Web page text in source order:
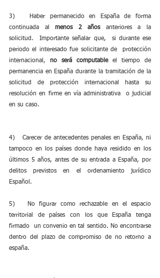
3)   Haber permanecido en España de forma
continuada al menos 2 años anteriores a la
solicitud.  Importante señalar que,  si durante ese
periodo el interesado fue solicitante de  protección
internacional, no será computable el tiempo de
permanencia en España durante la tramitación de la
solicitud de protección internacional hasta su
resolución en firme en vía administrativa  o judicial
en su caso.
4)   Carecer de antecedentes penales en España, ni
tampoco en los países donde haya residido en los
últimos 5 años, antes de su entrada a España, por
delitos previstos en el ordenamiento jurídico
Español.
5)   No figurar como rechazable en el espacio
territorial de países con los que España tenga
firmado  un convenio en tal sentido. No encontrarse
dentro del plazo de compromiso de no retorno a
españa.